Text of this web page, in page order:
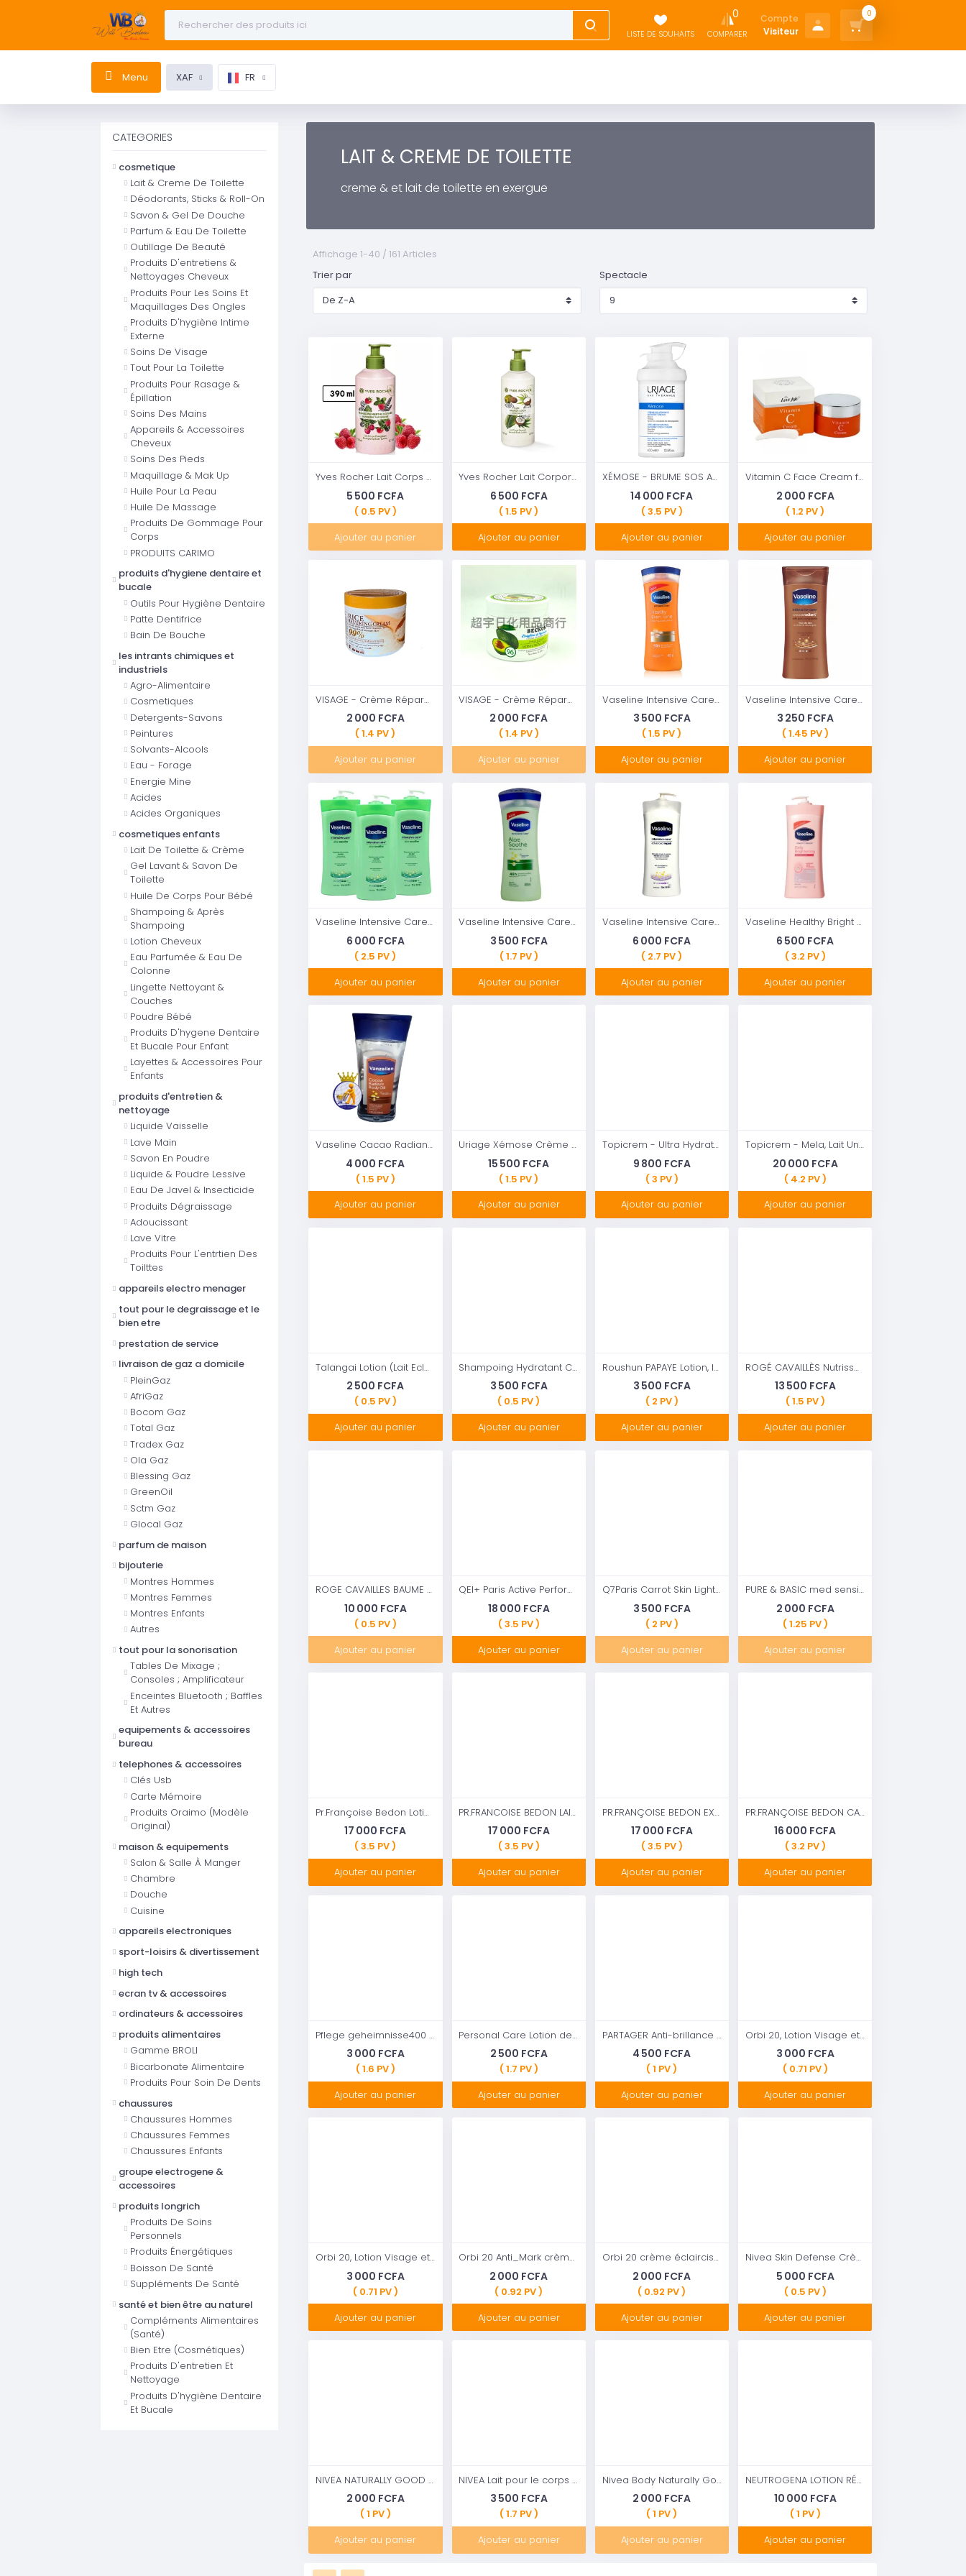
LISTE DE SOUHAITS
0
COMPARER
Compte
Visiteur
0
Menu XAF FR
CATEGORIES
cosmetique
Lait & Creme De Toilette
Déodorants, Sticks & Roll-On
Savon & Gel De Douche
Parfum & Eau De Toilette
Outillage De Beauté
Produits D'entretiens &
Nettoyages Cheveux
Produits Pour Les Soins Et
Maquillages Des Ongles
Produits D'hygiène Intime
Externe
Soins De Visage
Tout Pour La Toilette
Produits Pour Rasage &
Épillation
Soins Des Mains
Appareils & Accessoires
Cheveux
Soins Des Pieds
Maquillage & Mak Up
Huile Pour La Peau
Huile De Massage
Produits De Gommage Pour
Corps
PRODUITS CARIMO
produits d'hygiene dentaire et
bucale
Outils Pour Hygiène Dentaire
Patte Dentifrice
Bain De Bouche
les intrants chimiques et
industriels
Agro-Alimentaire
Cosmetiques
Detergents-Savons
Peintures
Solvants-Alcools
Eau - Forage
Energie Mine
Acides
Acides Organiques
cosmetiques enfants
Lait De Toilette & Crème
Gel Lavant & Savon De
Toilette
Huile De Corps Pour Bébé
Shampoing & Après
Shampoing
Lotion Cheveux
Eau Parfumée & Eau De
Colonne
Lingette Nettoyant &
Couches
Poudre Bébé
Produits D'hygene Dentaire
Et Bucale Pour Enfant
Layettes & Accessoires Pour
Enfants
produits d'entretien &
nettoyage
Liquide Vaisselle
Lave Main
Savon En Poudre
Liquide & Poudre Lessive
Eau De Javel & Insecticide
Produits Dégraissage
Adoucissant
Lave Vitre
Produits Pour L'entrtien Des
Toilttes
appareils electro menager
tout pour le degraissage et le
bien etre
prestation de service
livraison de gaz a domicile
PleinGaz
AfriGaz
Bocom Gaz
Total Gaz
Tradex Gaz
Ola Gaz
Blessing Gaz
GreenOil
Sctm Gaz
Glocal Gaz
parfum de maison
bijouterie
Montres Hommes
Montres Femmes
Montres Enfants
Autres
tout pour la sonorisation
Tables De Mixage ;
Consoles ; Amplificateur
Enceintes Bluetooth ; Baffles
Et Autres
equipements & accessoires
bureau
telephones & accessoires
Clés Usb
Carte Mémoire
Produits Oraimo (Modèle
Original)
maison & equipements
Salon & Salle À Manger
Chambre
Douche
Cuisine
appareils electroniques
sport-loisirs & divertissement
high tech
ecran tv & accessoires
ordinateurs & accessoires
produits alimentaires
Gamme BROLI
Bicarbonate Alimentaire
Produits Pour Soin De Dents
chaussures
Chaussures Hommes
Chaussures Femmes
Chaussures Enfants
groupe electrogene &
accessoires
produits longrich
Produits De Soins
Personnels
Produits Énergétiques
Boisson De Santé
Suppléments De Santé
santé et bien être au naturel
Compléments Alimentaires
(Santé)
Bien Etre (Cosmétiques)
Produits D'entretien Et
Nettoyage
Produits D'hygiène Dentaire
Et Bucale
LAIT & CREME DE TOILETTE
creme & et lait de toilette en exergue
Affichage 1-40 / 161 Articles
Trier par
Spectacle
Yves Rocher Lait Corps Framboise Menthe Poivrée - 390ml
5 500 FCFA
( 0.5 PV )
Ajouter au panier
Yves Rocher Lait Corporel Hydratant à la Noix de Coco 390 ml
6 500 FCFA
( 1.5 PV )
Ajouter au panier
XÉMOSE - BRUME SOS ANTI-GRATTAGE
14 000 FCFA
( 3.5 PV )
Ajouter au panier
Vitamin C Face Cream from Love Jojo
2 000 FCFA
( 1.2 PV )
Ajouter au panier
VISAGE - Crème Réparatrice Anti-Âge « WOKALI FRUIT » à base de Riz Wokali
2 000 FCFA
( 1.4 PV )
Ajouter au panier
VISAGE - Crème Réparatrice Anti-Âge « BEKON » à base d'avocat
2 000 FCFA
( 1.4 PV )
Ajouter au panier
Vaseline Intensive Care Healthy Even Tone ;Lotion Corporelle à la Vitamine B3 et SPF 10 - 400 ml
3 500 FCFA
( 1.5 PV )
Ajouter au panier
Vaseline Intensive Care Cocoa Glow Lotion pour le corps
3 250 FCFA
( 1.45 PV )
Ajouter au panier
Vaseline Intensive Care Body Lotion Aloe Soothe 24.5 Fl Oz (725 mL)
6 000 FCFA
( 2.5 PV )
Ajouter au panier
Vaseline Intensive Care Aloe Soothe,400 ML
3 500 FCFA
( 1.7 PV )
Ajouter au panier
Vaseline Intensive Care Advanced Repair Body Lotion, 725ml
6 000 FCFA
( 2.7 PV )
Ajouter au panier
Vaseline Healthy Bright Body Lotion 400ml
6 500 FCFA
( 3.2 PV )
Ajouter au panier
Vaseline Cacao Radiant Body Oil Gel avec 100% Pure Beurre de Cacao, 6,8 fl oz
4 000 FCFA
( 1.5 PV )
Ajouter au panier
Uriage Xémose Crème relipidante anti-irritations
15 500 FCFA
( 1.5 PV )
Ajouter au panier
Topicrem - Ultra Hydratant Lait Corps - Hydrate 48h, Relipide, Protège la Peau - Texture Onctueuse, Odeur Délicate - Crème Hydratante pour Peaux Sensibles - Fabrication Française - 500 ml
9 800 FCFA
( 3 PV )
Ajouter au panier
Topicrem - Mela, Lait Unifiant Eclaircissant Ultra Hydratant Corps - Hydrate 24h, Unifie le Teint, Corrige et Prévient l’Apparition des Taches Texture Onctueuse Peaux Sensibles Nouvelle Formu
20 000 FCFA
( 4.2 PV )
Ajouter au panier
Talangai Lotion (Lait Eclaircissant) aux acides de fruits 500ml
2 500 FCFA
( 0.5 PV )
Ajouter au panier
Shampoing Hydratant Cheveux Désyhdratés Lait d'Amande ULTRA DOUX
3 500 FCFA
( 0.5 PV )
Ajouter au panier
Roushun PAPAYE Lotion, lait clarifiant correcteur, 500ml
3 500 FCFA
( 2 PV )
Ajouter au panier
ROGÉ CAVAILLÈS Nutrissance - Baume corps réparateur - Surgras vitamine, 400ml
13 500 FCFA
( 1.5 PV )
Ajouter au panier
ROGE CAVAILLES BAUME CORPS REPARATEUR
10 000 FCFA
( 0.5 PV )
Ajouter au panier
QEI+ Paris Active Performance Multi Action Lait corporel éclaircissant aux extraits d'amande
18 000 FCFA
( 3.5 PV )
Ajouter au panier
Q7Paris Carrot Skin Lightening Body Lotion – 500ml
3 500 FCFA
( 2 PV )
Ajouter au panier
PURE & BASIC med sensitive Body Lotion Urea 400 ml
2 000 FCFA
( 1.25 PV )
Ajouter au panier
Pr.Françoise Bedon Lotion Eclaircissante Royal 500 ml
17 000 FCFA
( 3.5 PV )
Ajouter au panier
PR.FRANCOISE BEDON LAIT ECLAIRCISSANT ULTIME GOLD OU LUXE
17 000 FCFA
( 3.5 PV )
Ajouter au panier
PR.FRANÇOISE BEDON EXCELLENCE LAIT ÉCLAIRCISSANT 500Ml
17 000 FCFA
( 3.5 PV )
Ajouter au panier
PR.FRANÇOISE BEDON CAVIAR LUXE- LAIT ÉCLAIRCISSANT
16 000 FCFA
( 3.2 PV )
Ajouter au panier
Pflege geheimnisse400 ml
3 000 FCFA
( 1.6 PV )
Ajouter au panier
Personal Care Lotion de soin hydratante pour la peau avec vitamine E, 4 fl oz
2 500 FCFA
( 1.7 PV )
Ajouter au panier
PARTAGER Anti-brillance Citron Vert : gel exfoliant
4 500 FCFA
( 1 PV )
Ajouter au panier
Orbi 20, Lotion Visage et Corps (extrait de papaye et d’avocat ), 500ml
3 000 FCFA
( 0.71 PV )
Ajouter au panier
Orbi 20, Lotion Visage et Corps (extrait d'aloe vera ), 500ml
3 000 FCFA
( 0.71 PV )
Ajouter au panier
Orbi 20 Anti_Mark crème Visage (extrait de papaye et d’avocat ) 500ml
2 000 FCFA
( 0.92 PV )
Ajouter au panier
Orbi 20 crème éclaircissante Visage (extrait d'aloe vera ) 500ml
2 000 FCFA
( 0.92 PV )
Ajouter au panier
Nivea Skin Defense Crème de jour hydratante - 50 ml
5 000 FCFA
( 0.5 PV )
Ajouter au panier
NIVEA NATURALLY GOOD Lait corporel réconfortant Avocat (1 x 200 ml), lait hydratant avec 98% d'ingrédients d'origine naturelle, soin corps pour peaux sèches à très sèches
2 000 FCFA
( 1 PV )
Ajouter au panier
NIVEA Lait pour le corps Hydratation Express
3 500 FCFA
( 1.7 PV )
Ajouter au panier
Nivea Body Naturally Good Organic Cocoa Butter 350 ml ​
2 000 FCFA
( 1 PV )
Ajouter au panier
NEUTROGENA LOTION RÉPARATRICE INTENSE CORPS
10 000 FCFA
( 1 PV )
Ajouter au panier